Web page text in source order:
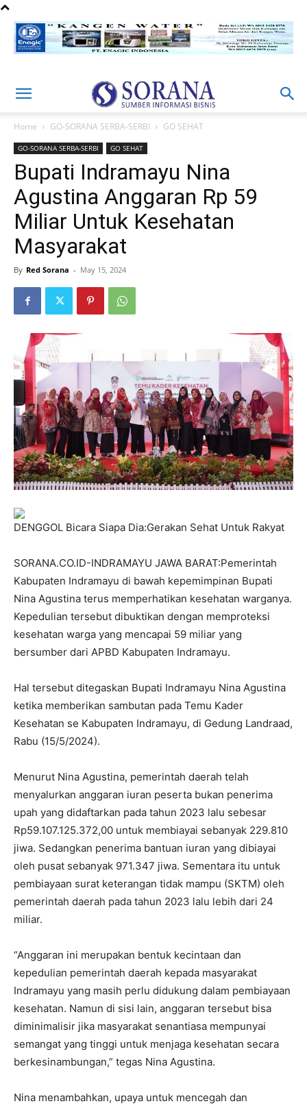
Home GO-SORANA SERBA-SERBI GO SEHAT
GO-SORANA SERBA-SERBI GO SEHAT
Bupati Indramayu Nina
Agustina Anggaran Rp 59
Miliar Untuk Kesehatan
Masyarakat
By Red Sorana - May 15, 2024
DENGGOL Bicara Siapa Dia:Gerakan Sehat Untuk Rakyat
SORANA.CO.ID-INDRAMAYU JAWA BARAT:Pemerintah
Kabupaten Indramayu di bawah kepemimpinan Bupati
Nina Agustina terus memperhatikan kesehatan warganya.
Kepedulian tersebut dibuktikan dengan memproteksi
kesehatan warga yang mencapai 59 miliar yang
bersumber dari APBD Kabupaten Indramayu.
Hal tersebut ditegaskan Bupati Indramayu Nina Agustina
ketika memberikan sambutan pada Temu Kader
Kesehatan se Kabupaten Indramayu, di Gedung Landraad,
Rabu (15/5/2024).
Menurut Nina Agustina, pemerintah daerah telah
menyalurkan anggaran iuran peserta bukan penerima
upah yang didaftarkan pada tahun 2023 lalu sebesar
Rp59.107.125.372,00 untuk membiayai sebanyak 229.810
jiwa. Sedangkan penerima bantuan iuran yang dibiayai
oleh pusat sebanyak 971.347 jiwa. Sementara itu untuk
pembiayaan surat keterangan tidak mampu (SKTM) oleh
pemerintah daerah pada tahun 2023 lalu lebih dari 24
miliar.
“Anggaran ini merupakan bentuk kecintaan dan
kepedulian pemerintah daerah kepada masyarakat
Indramayu yang masih perlu didukung dalam pembiayaan
kesehatan. Namun di sisi lain, anggaran tersebut bisa
diminimalisir jika masyarakat senantiasa mempunyai
semangat yang tinggi untuk menjaga kesehatan secara
berkesinambungan,” tegas Nina Agustina.
Nina menambahkan, upaya untuk mencegah dan